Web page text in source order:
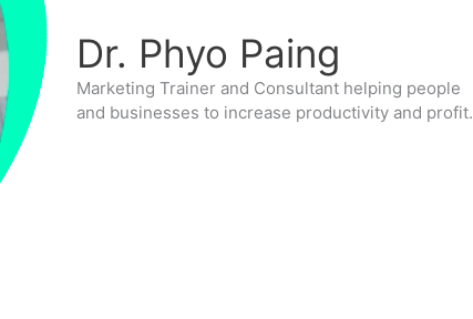
Dr. Phyo Paing
Marketing Trainer and Consultant helping people
and businesses to increase productivity and profit.